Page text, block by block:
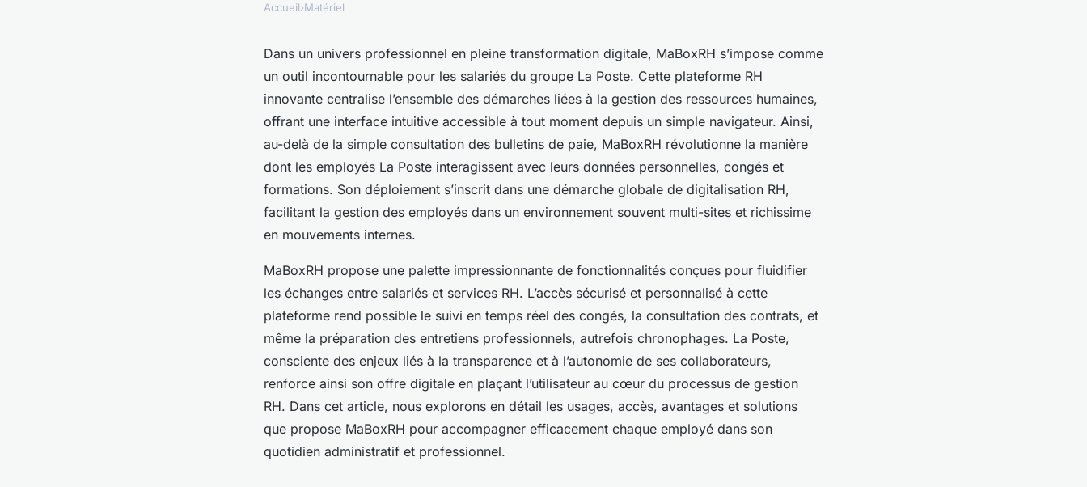
Tout savoir sur maboxrh la poste et ses
fonctionnalités
Accueil›Matériel
Dans un univers professionnel en pleine transformation digitale, MaBoxRH s’impose comme
un outil incontournable pour les salariés du groupe La Poste. Cette plateforme RH
innovante centralise l’ensemble des démarches liées à la gestion des ressources humaines,
offrant une interface intuitive accessible à tout moment depuis un simple navigateur. Ainsi,
au-delà de la simple consultation des bulletins de paie, MaBoxRH révolutionne la manière
dont les employés La Poste interagissent avec leurs données personnelles, congés et
formations. Son déploiement s’inscrit dans une démarche globale de digitalisation RH,
facilitant la gestion des employés dans un environnement souvent multi-sites et richissime
en mouvements internes.
MaBoxRH propose une palette impressionnante de fonctionnalités conçues pour fluidifier
les échanges entre salariés et services RH. L’accès sécurisé et personnalisé à cette
plateforme rend possible le suivi en temps réel des congés, la consultation des contrats, et
même la préparation des entretiens professionnels, autrefois chronophages. La Poste,
consciente des enjeux liés à la transparence et à l’autonomie de ses collaborateurs,
renforce ainsi son offre digitale en plaçant l’utilisateur au cœur du processus de gestion
RH. Dans cet article, nous explorons en détail les usages, accès, avantages et solutions
que propose MaBoxRH pour accompagner efficacement chaque employé dans son
quotidien administratif et professionnel.